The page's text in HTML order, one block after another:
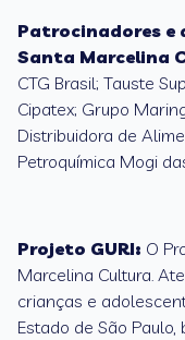
Patrocinadores e
Santa Marcelina
CTG Brasil; Tauste
Cipatex; Grupo
Distribuidora de
Petroquímica Mogi
Projeto GURI: O
Marcelina Cultura.
crianças e
Estado de São